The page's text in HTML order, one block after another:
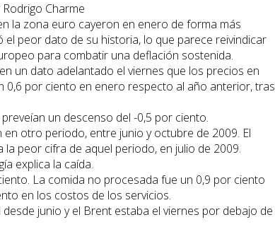
Charme
la zona euro cayeron en enero de forma más
peor dato de su historia, lo que parece reivindicar
para combatir una deflación sostenida.
un dato adelantado el viernes que los precios en
0,6 por ciento en enero respecto al año anterior, tras
un descenso del -0,5 por ciento.
otro periodo, entre junio y octubre de 2009. El
peor cifra de aquel periodo, en julio de 2009.
explica la caída.
La comida no procesada fue un 0,9 por ciento
en los costos de los servicios.
junio y el Brent estaba el viernes por debajo de